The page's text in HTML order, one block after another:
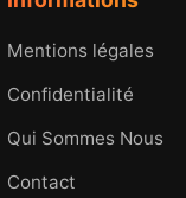
Mentions légales
Confidentialité
Qui Sommes Nous
Contact